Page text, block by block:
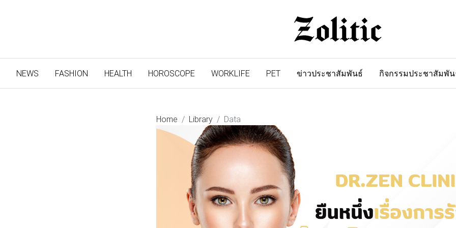
NEWS (CURRENT)
FASHION HEALTH HOROSCOPE WORKLIFE PET ข่าวประชาสัมพันธ์ กิจกรรมประชาสัมพั
Home Library Data